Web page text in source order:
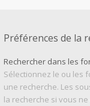
Préférences de la
Rechercher dans les
Sélectionnez le ou les
une recherche. Les
la recherche si vous